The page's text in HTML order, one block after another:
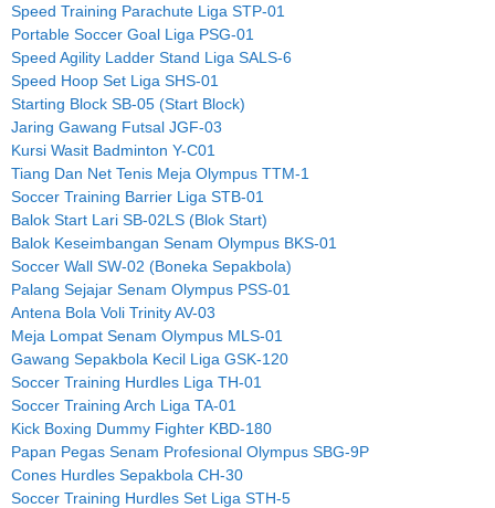
Speed Training Parachute Liga STP-01
Portable Soccer Goal Liga PSG-01
Speed Agility Ladder Stand Liga SALS-6
Speed Hoop Set Liga SHS-01
Starting Block SB-05 (Start Block)
Jaring Gawang Futsal JGF-03
Kursi Wasit Badminton Y-C01
Tiang Dan Net Tenis Meja Olympus TTM-1
Soccer Training Barrier Liga STB-01
Balok Start Lari SB-02LS (Blok Start)
Balok Keseimbangan Senam Olympus BKS-01
Soccer Wall SW-02 (Boneka Sepakbola)
Palang Sejajar Senam Olympus PSS-01
Antena Bola Voli Trinity AV-03
Meja Lompat Senam Olympus MLS-01
Gawang Sepakbola Kecil Liga GSK-120
Soccer Training Hurdles Liga TH-01
Soccer Training Arch Liga TA-01
Kick Boxing Dummy Fighter KBD-180
Papan Pegas Senam Profesional Olympus SBG-9P
Cones Hurdles Sepakbola CH-30
Soccer Training Hurdles Set Liga STH-5